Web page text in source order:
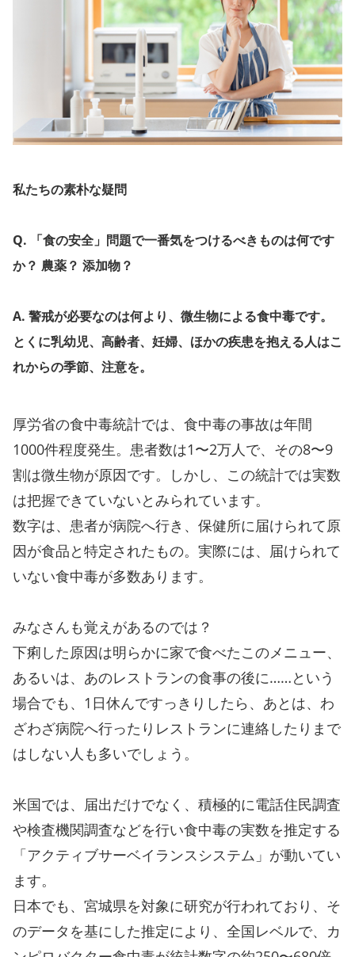
私たちの素朴な疑問
Q. 「食の安全」問題で一番気をつけるべきものは何です
か？ 農薬？ 添加物？
A. 警戒が必要なのは何より、微生物による食中毒です。
とくに乳幼児、高齢者、妊婦、ほかの疾患を抱える人はこ
れからの季節、注意を。
厚労省の食中毒統計では、食中毒の事故は年間
1000件程度発生。患者数は1〜2万人で、その8〜9
割は微生物が原因です。しかし、この統計では実数
は把握できていないとみられています。
数字は、患者が病院へ行き、保健所に届けられて原
因が食品と特定されたもの。実際には、届けられて
いない食中毒が多数あります。
みなさんも覚えがあるのでは？
下痢した原因は明らかに家で食べたこのメニュー、
あるいは、あのレストランの食事の後に……という
場合でも、1日休んですっきりしたら、あとは、わ
ざわざ病院へ行ったりレストランに連絡したりまで
はしない人も多いでしょう。
米国では、届出だけでなく、積極的に電話住民調査
や検査機関調査などを行い食中毒の実数を推定する
「アクティブサーベイランスシステム」が動いてい
ます。
日本でも、宮城県を対象に研究が行われており、そ
のデータを基にした推定により、全国レベルで、カ